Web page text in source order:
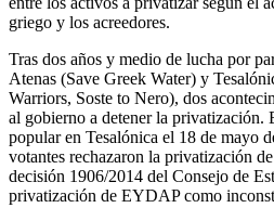
griego y los acreedores.
Tras dos años y medio de lucha por
Atenas (Save Greek Water) y
Warriors, Soste to Nero), dos
al gobierno a detener la privatización.
popular en Tesalónica el 18 de mayo
votantes rechazaron la privatización
decisión 1906/2014 del Consejo de
privatización de EYDAP como